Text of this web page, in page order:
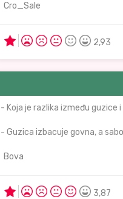
Cro_Sale
2,93
- Koja je razlika između guzice
- Guzica izbacuje govna, a
Bova
3,87